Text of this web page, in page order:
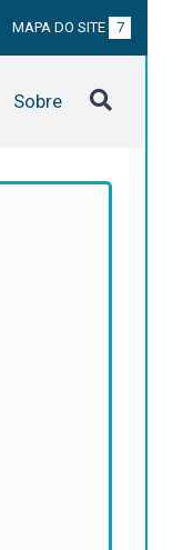
MAPA DO SITE 7
Sobre